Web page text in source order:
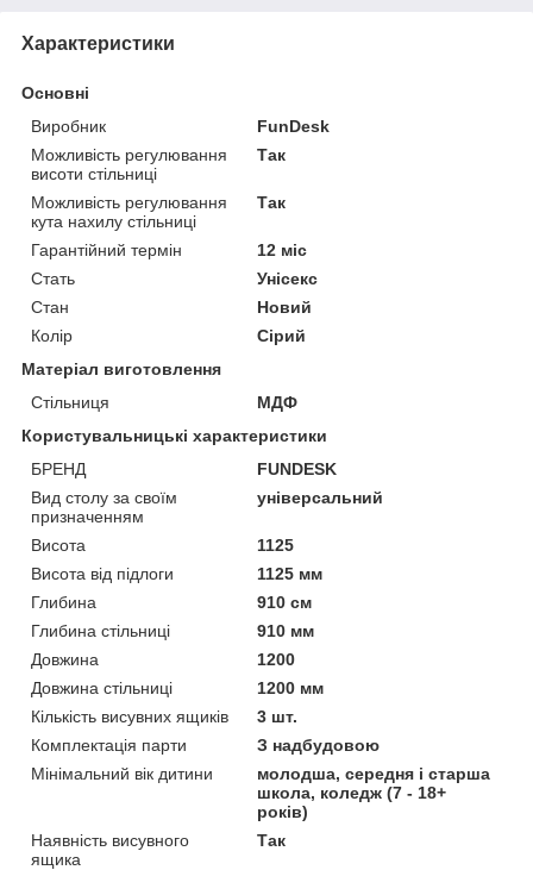
Характеристики
Основні
Виробник
FunDesk
Можливість регулювання
висоти стільниці
Так
Можливість регулювання
кута нахилу стільниці
Так
Гарантійний термін
12 міс
Стать
Унісекс
Стан
Новий
Колір
Сірий
Матеріал виготовлення
Стільниця
МДФ
Користувальницькі характеристики
БРЕНД
FUNDESK
Вид столу за своїм
призначенням
універсальний
Висота
1125
Висота від підлоги
1125 мм
Глибина
910 см
Глибина стільниці
910 мм
Довжина
1200
Довжина стільниці
1200 мм
Кількість висувних ящиків
3 шт.
Комплектація парти
З надбудовою
Мінімальний вік дитини
молодша, середня і старша
школа, коледж (7 - 18+
років)
Наявність висувного
ящика
Так